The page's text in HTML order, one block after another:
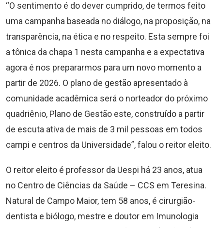
“O sentimento é do dever cumprido, de termos feito
uma campanha baseada no diálogo, na proposição, na
transparência, na ética e no respeito. Esta sempre foi
a tônica da chapa 1 nesta campanha e a expectativa
agora é nos prepararmos para um novo momento a
partir de 2026. O plano de gestão apresentado à
comunidade acadêmica será o norteador do próximo
quadriênio, Plano de Gestão este, construído a partir
de escuta ativa de mais de 3 mil pessoas em todos
campi e centros da Universidade”, falou o reitor eleito.
O reitor eleito é professor da Uespi há 23 anos, atua
no Centro de Ciências da Saúde – CCS em Teresina.
Natural de Campo Maior, tem 58 anos, é cirurgião-
dentista e biólogo, mestre e doutor em Imunologia